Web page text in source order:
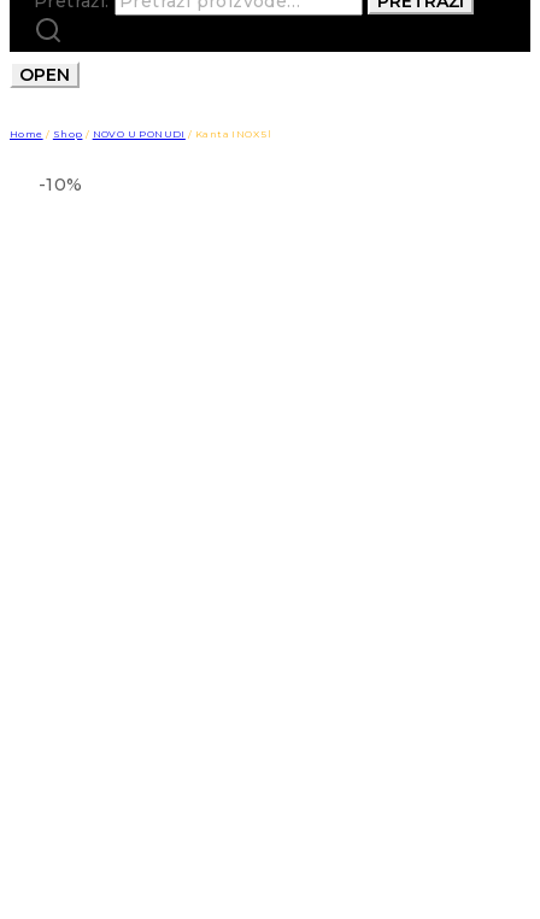
OPEN
Home / Shop / NOVO U PONUDI / Kanta INOX 5l
-10%